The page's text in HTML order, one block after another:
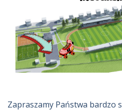
Zapraszamy Państwa bardzo